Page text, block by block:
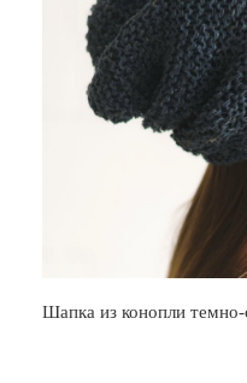
Шапка из конопли